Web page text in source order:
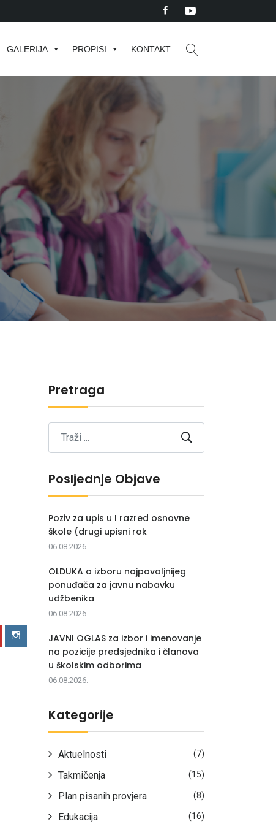
GALERIJA PROPISI KONTAKT
Pretraga
Posljednje Objave
Poziv za upis u I razred osnovne
škole (drugi upisni rok
06.08.2026.
OLDUKA o izboru najpovoljnijeg
ponuđača za javnu nabavku
udžbenika
06.08.2026.
JAVNI OGLAS za izbor i imenovanje
na pozicije predsjednika i članova
u školskim odborima
06.08.2026.
Kategorije
Aktuelnosti (7)
Takmičenja (15)
Plan pisanih provjera (8)
Edukacija (16)